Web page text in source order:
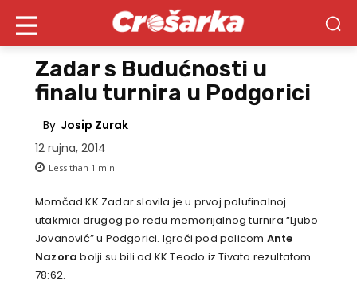
Zadar s Budućnosti u
finalu turnira u Podgorici
By Josip Zurak
12 rujna, 2014
Less than 1 min.
Momčad KK Zadar slavila je u prvoj polufinalnoj
utakmici drugog po redu memorijalnog turnira “Ljubo
Jovanović” u Podgorici. Igrači pod palicom Ante
Nazorabolji su bili od KK Teodo iz Tivata rezultatom
78:62.